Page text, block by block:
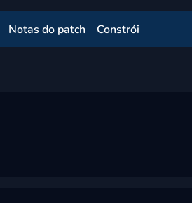
Notas do patch Constrói